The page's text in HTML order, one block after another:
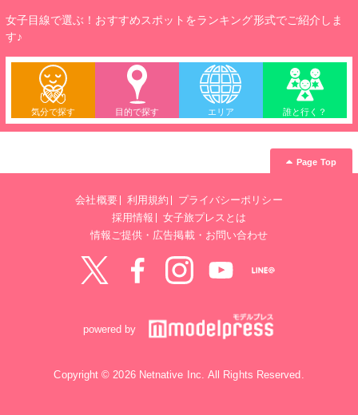
女子目線で選ぶ！おすすめスポットをランキング形式でご紹介しま
す♪
気分で探す 目的で探す エリア 誰と行く？
Page Top
会社概要 利用規約
プライバシーポリシー
採用情報
女子旅プレスとは
情報ご提供・広告掲載・お問い合わせ
powered by
Copyright © 2026 Netnative Inc. All Rights Reserved.